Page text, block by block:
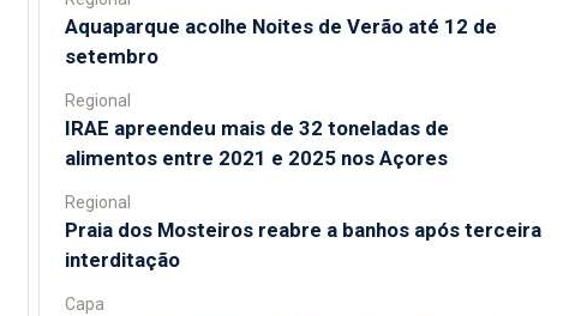
Aquaparque acolhe Noites de Verão até 12 de
setembro
Regional
IRAE apreendeu mais de 32 toneladas de
alimentos entre 2021 e 2025 nos Açores
Regional
Praia dos Mosteiros reabre a banhos após terceira
interditação
Capa